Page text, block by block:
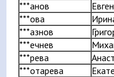
***анов
***ова
***азнов
***ечнев
***рева
***отарева